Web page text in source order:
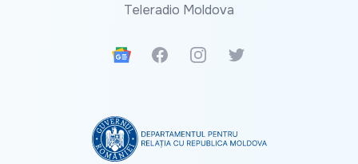
Teleradio Moldova
Google News
FacebookInstagramTwitter